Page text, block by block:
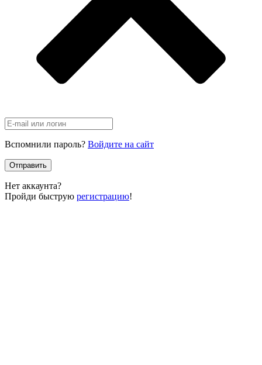
Вспомнили пароль? Войдите на сайт
Отправить
Нет аккаунта?
Пройди быструю регистрацию!